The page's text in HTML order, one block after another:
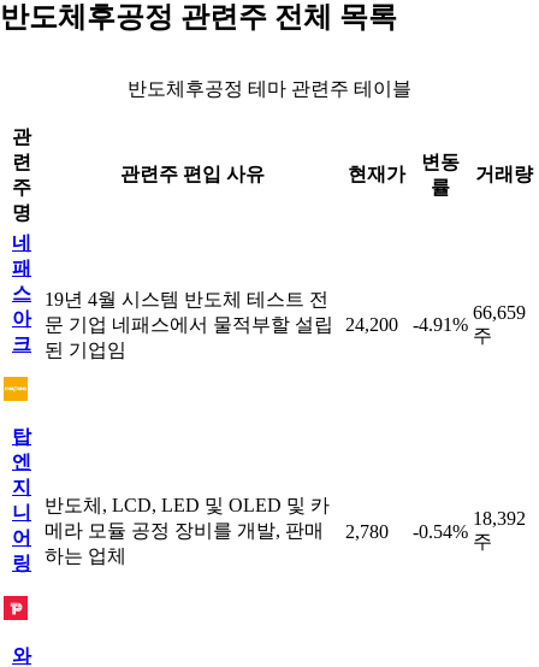
반도체후공정 관련주 전체 목록
반도체후공정 테마 관련주 테이블
관
련
주
명
관련주 편입 사유 현재가
변동
률
거래량
네
패
스
아
크
19년 4월 시스템 반도체 테스트 전
문 기업 네패스에서 물적부할 설립
된 기업임
24,200 -4.91%
66,659
주
탑
엔
지
니
어
링
반도체, LCD, LED 및 OLED 및 카
메라 모듈 공정 장비를 개발, 판매
하는 업체
2,780 -0.54%
18,392
주
와